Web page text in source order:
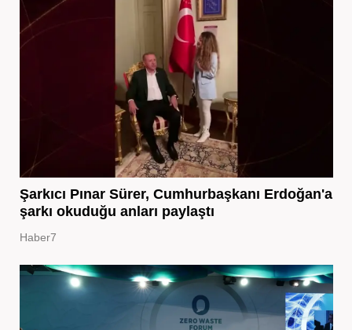
Şarkıcı Pınar Sürer, Cumhurbaşkanı Erdoğan'a
şarkı okuduğu anları paylaştı
Haber7